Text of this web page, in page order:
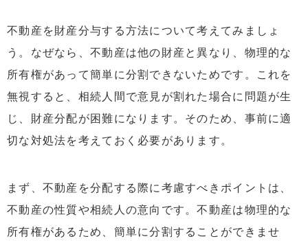
不動産を財産分与する方法について考えてみましょ
う。なぜなら、不動産は他の財産と異なり、物理的な
所有権があって簡単に分割できないためです。これを
無視すると、相続人間で意見が割れた場合に問題が生
じ、財産分配が困難になります。そのため、事前に適
切な対処法を考えておく必要があります。
まず、不動産を分配する際に考慮すべきポイントは、
不動産の性質や相続人の意向です。不動産は物理的な
所有権があるため、簡単に分割することができませ